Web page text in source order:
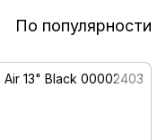
По популярности